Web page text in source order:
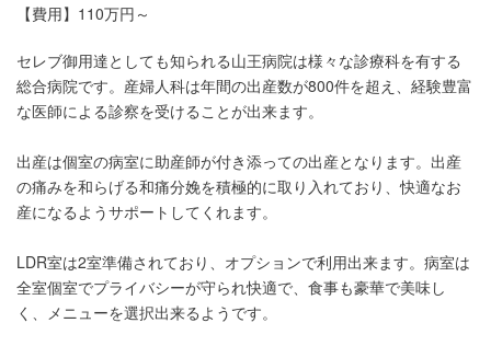
【費用】110万円～
セレブ御用達としても知られる山王病院は様々な診療科を有する
総合病院です。産婦人科は年間の出産数が800件を超え、経験豊富
な医師による診察を受けることが出来ます。
出産は個室の病室に助産師が付き添っての出産となります。出産
の痛みを和らげる和痛分娩を積極的に取り入れており、快適なお
産になるようサポートしてくれます。
LDR室は2室準備されており、オプションで利用出来ます。病室は
全室個室でプライバシーが守られ快適で、食事も豪華で美味し
く、メニューを選択出来るようです。